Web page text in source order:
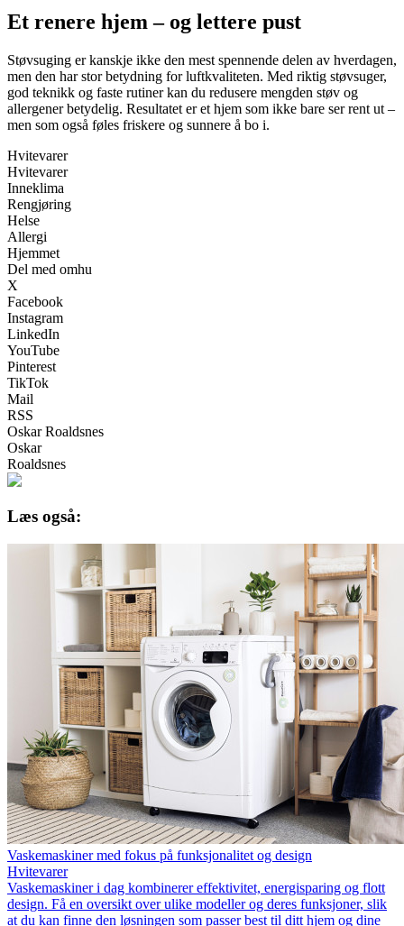
Et renere hjem – og lettere pust
Støvsuging er kanskje ikke den mest spennende delen av hverdagen,
men den har stor betydning for luftkvaliteten. Med riktig støvsuger,
god teknikk og faste rutiner kan du redusere mengden støv og
allergener betydelig. Resultatet er et hjem som ikke bare ser rent ut –
men som også føles friskere og sunnere å bo i.
Hvitevarer
Hvitevarer
Inneklima
Rengjøring
Helse
Allergi
Hjemmet
Del med omhu
X
Facebook
Instagram
LinkedIn
YouTube
Pinterest
TikTok
Mail
RSS
Oskar Roaldsnes
Oskar
Roaldsnes
Læs også:
Vaskemaskiner med fokus på funksjonalitet og design
Hvitevarer
Vaskemaskiner i dag kombinerer effektivitet, energisparing og flott
design. Få en oversikt over ulike modeller og deres funksjoner, slik
at du kan finne den løsningen som passer best til ditt hjem og dine